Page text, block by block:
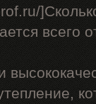
всего